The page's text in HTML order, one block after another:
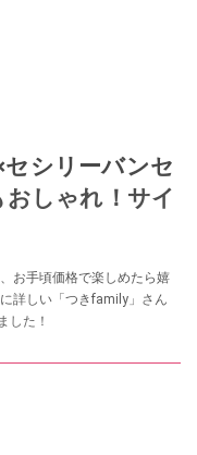
シリーバンセ
しゃれ！サイ
お手頃価格で楽しめたら嬉
詳しい「つきfamily」さん
した！